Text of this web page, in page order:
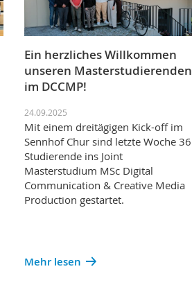
Ein herzliches Willkommen
unseren Masterstudierenden
im DCCMP!
24.09.2025
Mit einem dreitägigen Kick-off im
Sennhof Chur sind letzte Woche 36
Studierende ins Joint
Masterstudium MSc Digital
Communication & Creative Media
Production gestartet.
Mehr lesen